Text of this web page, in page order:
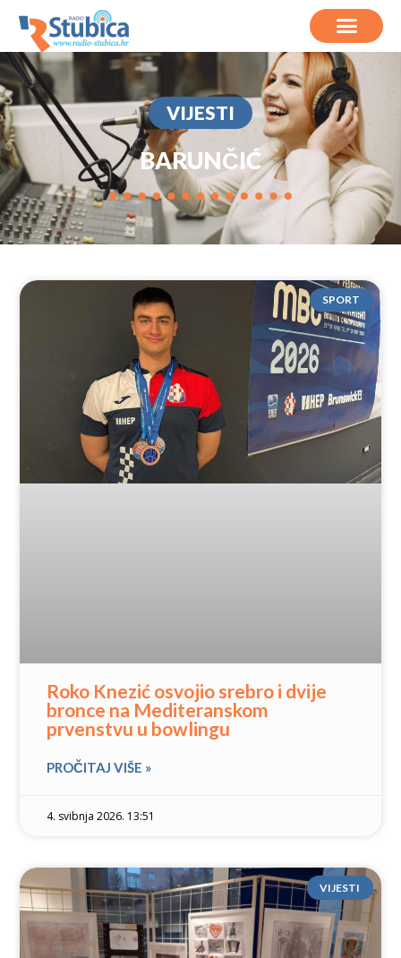
VIJESTI
BARUNČIĆ
SPORT
Roko Knezić osvojio srebro i dvije
bronce na Mediteranskom
prvenstvu u bowlingu
PROČITAJ VIŠE »
4. svibnja 2026. 13:51
VIJESTI